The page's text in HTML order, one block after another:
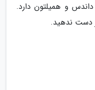
و همیلتون دارد.
دست ندهید.